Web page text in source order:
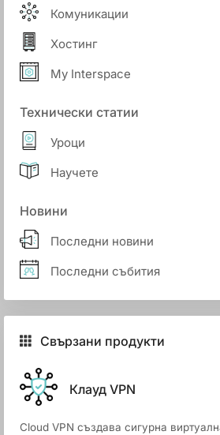
Комуникации
Хостинг
My Interspace
Технически статии
Уроци
Научете
Новини
Последни новини
Последни събития
Свързани продукти
Клауд VPN
Cloud VPN създава сигурна